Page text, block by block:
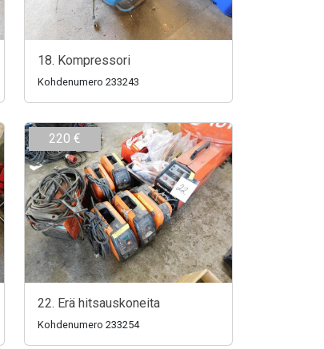
18. Kompressori
Kohdenumero 233243
220 €
22. Erä hitsauskoneita
Kohdenumero 233254